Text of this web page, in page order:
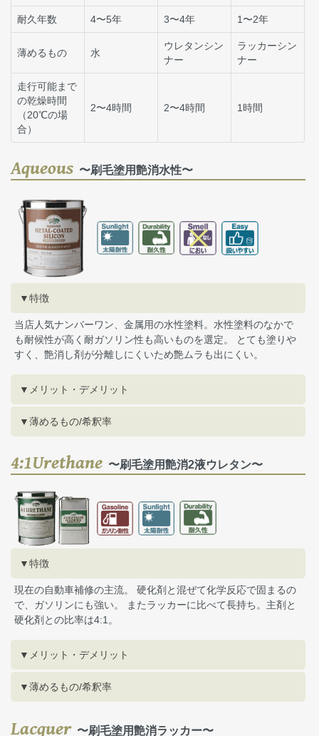
耐久年数 4〜5年 3〜4年 1〜2年
薄めるもの 水
ウレタンシン
ナー
ラッカーシン
ナー
走行可能まで
の乾燥時間
（20℃の場
合）
2〜4時間 2〜4時間 1時間
Aqueous 〜刷毛塗用艶消水性〜
▼特徴
当店人気ナンバーワン、金属用の水性塗料。水性塗料のなかで
も耐候性が高く耐ガソリン性も高いものを選定。 とても塗りや
すく、艶消し剤が分離しにくいため艶ムラも出にくい。
▼メリット・デメリット
▼薄めるもの/希釈率
4:1Urethane 〜刷毛塗用艶消2液ウレタン〜
▼特徴
現在の自動車補修の主流。 硬化剤と混ぜて化学反応で固まるの
で、ガソリンにも強い。 またラッカーに比べて長持ち。主剤と
硬化剤との比率は4:1。
▼メリット・デメリット
▼薄めるもの/希釈率
Lacquer〜刷毛塗用艶消ラッカー〜